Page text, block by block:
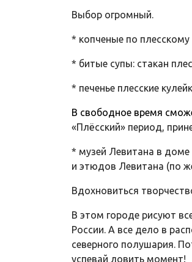
Выбор огромный.
* копченые по
* битые супы: стакан
* печенье плесские
В свободное время
«Плёсский» период,
* музей Левитана в
и этюдов Левитана (по
Вдохновиться
В этом городе рисуют
России. А все дело в
северного полушария.
успевай ловить момент!